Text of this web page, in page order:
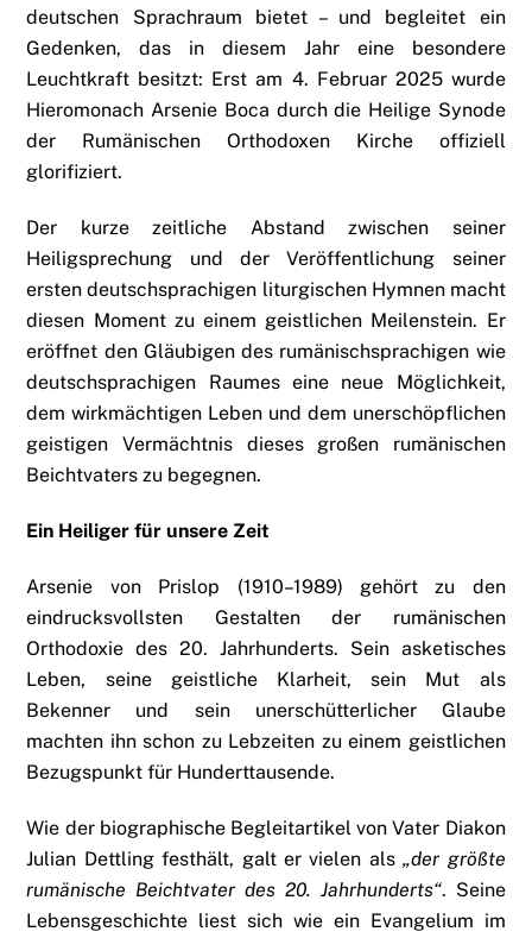
deutschen Sprachraum bietet – und begleitet ein
Gedenken, das in diesem Jahr eine besondere
Leuchtkraft besitzt: Erst am 4. Februar 2025 wurde
Hieromonach Arsenie Boca durch die Heilige Synode
der Rumänischen Orthodoxen Kirche offiziell
glorifiziert.
Der kurze zeitliche Abstand zwischen seiner
Heiligsprechung und der Veröffentlichung seiner
ersten deutschsprachigen liturgischen Hymnen macht
diesen Moment zu einem geistlichen Meilenstein. Er
eröffnet den Gläubigen des rumänischsprachigen wie
deutschsprachigen Raumes eine neue Möglichkeit,
dem wirkmächtigen Leben und dem unerschöpflichen
geistigen Vermächtnis dieses großen rumänischen
Beichtvaters zu begegnen.
Ein Heiliger für unsere Zeit
Arsenie von Prislop (1910–1989) gehört zu den
eindrucksvollsten Gestalten der rumänischen
Orthodoxie des 20. Jahrhunderts. Sein asketisches
Leben, seine geistliche Klarheit, sein Mut als
Bekenner und sein unerschütterlicher Glaube
machten ihn schon zu Lebzeiten zu einem geistlichen
Bezugspunkt für Hunderttausende.
Wie der biographische Begleitartikel von Vater Diakon
Julian Dettling festhält, galt er vielen als„der größte
rumänische Beichtvater des 20. Jahrhunderts“. Seine
Lebensgeschichte liest sich wie ein Evangelium im